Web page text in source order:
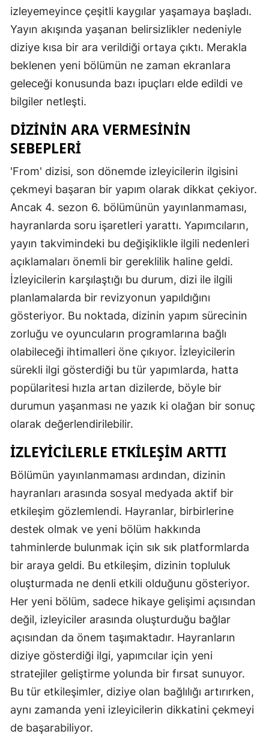
izleyemeyince çeşitli kaygılar yaşamaya başladı.
Yayın akışında yaşanan belirsizlikler nedeniyle
diziye kısa bir ara verildiği ortaya çıktı. Merakla
beklenen yeni bölümün ne zaman ekranlara
geleceği konusunda bazı ipuçları elde edildi ve
bilgiler netleşti.
DIZININ ARA VERMESININ
SEBEPLERI
'From' dizisi, son dönemde izleyicilerin ilgisini
çekmeyi başaran bir yapım olarak dikkat çekiyor.
Ancak 4. sezon 6. bölümünün yayınlanmaması,
hayranlarda soru işaretleri yarattı. Yapımcıların,
yayın takvimindeki bu değişiklikle ilgili nedenleri
açıklamaları önemli bir gereklilik haline geldi.
İzleyicilerin karşılaştığı bu durum, dizi ile ilgili
planlamalarda bir revizyonun yapıldığını
gösteriyor. Bu noktada, dizinin yapım sürecinin
zorluğu ve oyuncuların programlarına bağlı
olabileceği ihtimalleri öne çıkıyor. İzleyicilerin
sürekli ilgi gösterdiği bu tür yapımlarda, hatta
popülaritesi hızla artan dizilerde, böyle bir
durumun yaşanması ne yazık ki olağan bir sonuç
olarak değerlendirilebilir.
İZLEYICILERLE ETKILEŞIM ARTTI
Bölümün yayınlanmaması ardından, dizinin
hayranları arasında sosyal medyada aktif bir
etkileşim gözlemlendi. Hayranlar, birbirlerine
destek olmak ve yeni bölüm hakkında
tahminlerde bulunmak için sık sık platformlarda
bir araya geldi. Bu etkileşim, dizinin topluluk
oluşturmada ne denli etkili olduğunu gösteriyor.
Her yeni bölüm, sadece hikaye gelişimi açısından
değil, izleyiciler arasında oluşturduğu bağlar
açısından da önem taşımaktadır. Hayranların
diziye gösterdiği ilgi, yapımcılar için yeni
stratejiler geliştirme yolunda bir fırsat sunuyor.
Bu tür etkileşimler, diziye olan bağlılığı artırırken,
aynı zamanda yeni izleyicilerin dikkatini çekmeyi
de başarabiliyor.